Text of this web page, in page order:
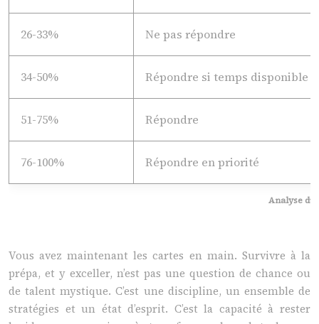
Analyse du
26-33% Ne pas répondre
34-50% Répondre si temps disponible
51-75% Répondre
76-100% Répondre en priorité
Vous avez maintenant les cartes en main. Survivre à la
prépa, et y exceller, n’est pas une question de chance ou
de talent mystique. C’est une discipline, un ensemble de
stratégies et un état d’esprit. C’est la capacité à rester